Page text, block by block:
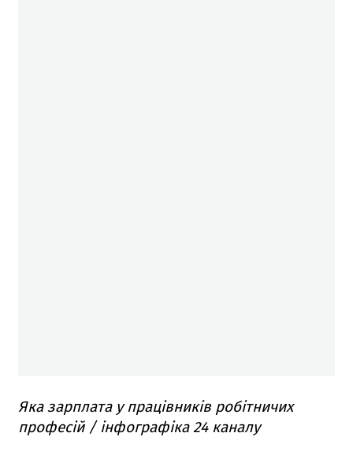
Яка зарплата у працівників робітничих
професій / інфографіка 24 каналу